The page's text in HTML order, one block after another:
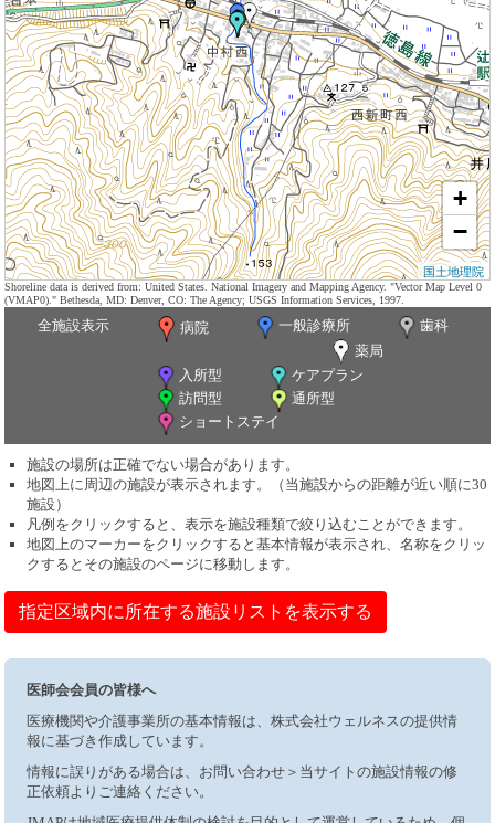
+
−
国土地理院
Shoreline data is derived from: United States. National Imagery and Mapping Agency. "Vector Map Level 0
(VMAP0)." Bethesda, MD: Denver, CO: The Agency; USGS Information Services, 1997.
全施設表示 病院 一般診療所
歯科
薬局
入所型
ケアプラン
訪問型
通所型
ショートステイ
施設の場所は正確でない場合があります。
地図上に周辺の施設が表示されます。（当施設からの距離が近い順に30
施設）
凡例をクリックすると、表示を施設種類で絞り込むことができます。
地図上のマーカーをクリックすると基本情報が表示され、名称をクリッ
クするとその施設のページに移動します。
指定区域内に所在する施設リストを表示する
医師会会員の皆様へ
医療機関や介護事業所の基本情報は、株式会社ウェルネスの提供情
報に基づき作成しています。
情報に誤りがある場合は、お問い合わせ＞当サイトの施設情報の修
正依頼よりご連絡ください。